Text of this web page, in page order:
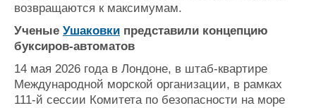
возвращаются к максимумам.
Ученые Ушаковки представили концепцию
буксиров-автоматов
14 мая 2026 года в Лондоне, в штаб-квартире
Международной морской организации, в рамках
111-й сессии Комитета по безопасности на море